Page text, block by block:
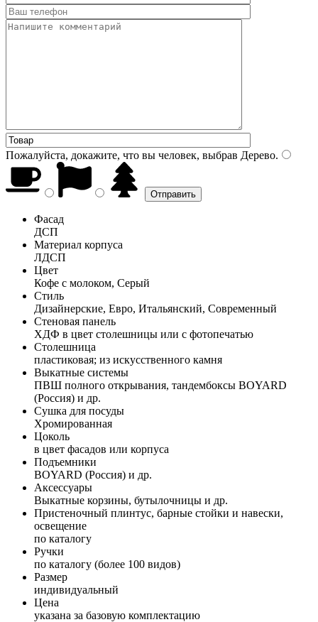
Пожалуйста, докажите, что вы человек, выбрав Дерево.
Фасад
ДСП
Материал корпуса
ЛДСП
Цвет
Кофе с молоком, Серый
Стиль
Дизайнерские, Евро, Итальянский, Современный
Стеновая панель
ХДФ в цвет столешницы или с фотопечатью
Столешница
пластиковая; из искусственного камня
Выкатные системы
ПВШ полного открывания, тандембоксы BOYARD
(Россия) и др.
Сушка для посуды
Хромированная
Цоколь
в цвет фасадов или корпуса
Подъемники
BOYARD (Россия) и др.
Аксессуары
Выкатные корзины, бутылочницы и др.
Пристеночный плинтус, барные стойки и навески,
освещение
по каталогу
Ручки
по каталогу (более 100 видов)
Размер
индивидуальный
Цена
указана за базовую комплектацию